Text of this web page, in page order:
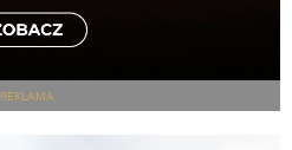
REKLAMA